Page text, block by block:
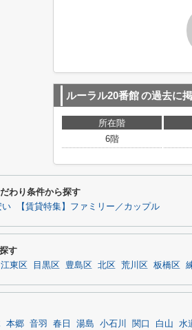
ルーラル20番館の過去に
所在階
6階
わり条件から探す
い 【賃貸特集】ファミリー／カップル
す
江東区 目黒区 豊島区 北区 荒川区 板橋区
本郷 音羽 春日 湯島 小石川 関口 白山 水